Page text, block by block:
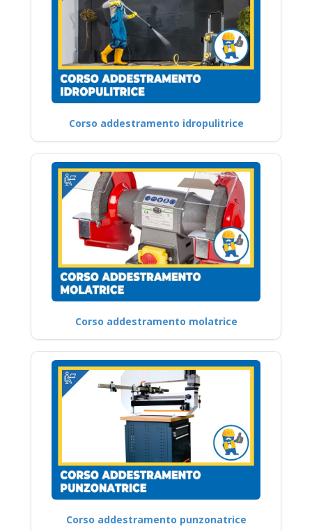
Corso addestramento idropulitrice
Corso addestramento molatrice
Corso addestramento punzonatrice